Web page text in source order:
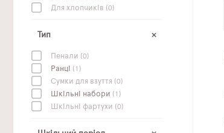
Для хлопчиків (0)
Тип
Пенали (0)
Ранці (1)
Сумки для взуття (0)
Шкільні набори (1)
Шкільні фартухи (0)